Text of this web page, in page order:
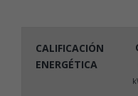
CALIFICACIÓN
ENERGÉTICA